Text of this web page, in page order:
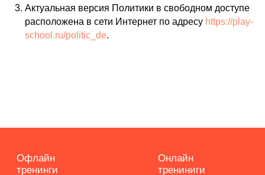
Актуальная версия Политики в свободном доступе
расположена в сети Интернет по адресу https://play-
school.ru/politic_de.